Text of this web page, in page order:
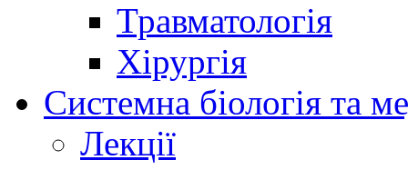
Травматологія
Хірургія
Системна біологія та
Лекції